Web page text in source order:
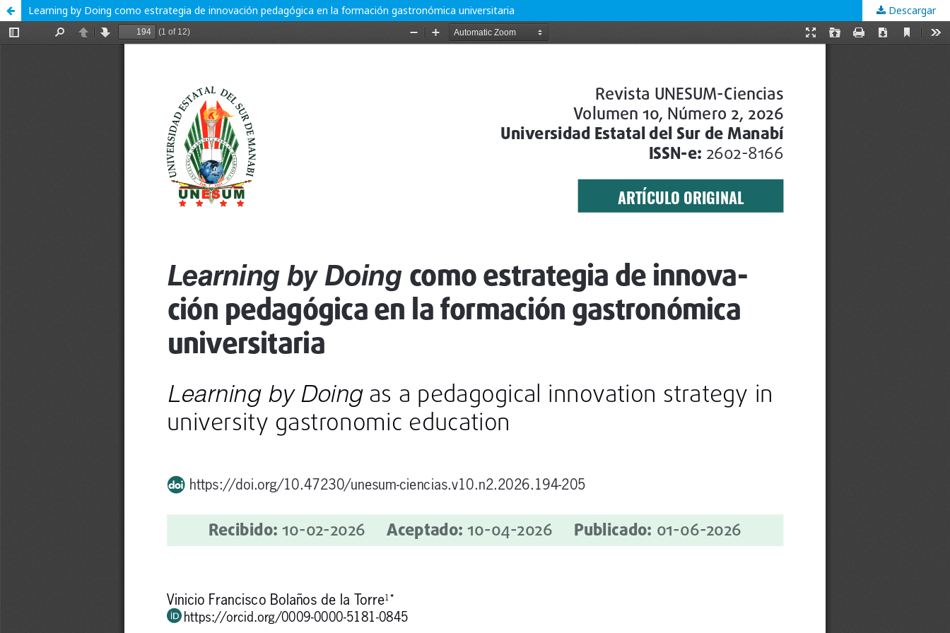
Learning by Doing como estrategia de innovación pedagógica en la formación gastronómica universitaria Descargar